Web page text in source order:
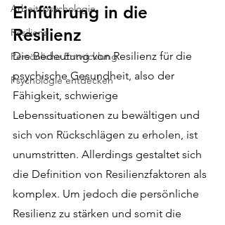
Arbeitspsychologie
Resilienz
Persönliche Entwicklung
Psychologie entdecken
Einführung in die
Resilienz
Die Bedeutung von Resilienz für die
psychische Gesundheit, also der
Fähigkeit, schwierige
Lebenssituationen zu bewältigen und
sich von Rückschlägen zu erholen, ist
unumstritten. Allerdings gestaltet sich
die Definition von Resilienzfaktoren als
komplex. Um jedoch die persönliche
Resilienz zu stärken und somit die